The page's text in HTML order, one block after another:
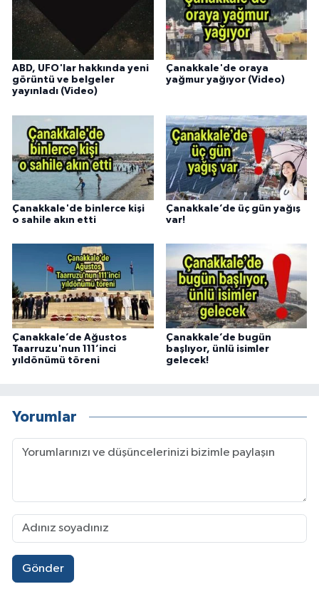
ABD, UFO'lar hakkında yeni
görüntü ve belgeler
yayınladı (Video)
Çanakkale'de oraya
yağmur yağıyor (Video)
Çanakkale'de binlerce kişi
o sahile akın etti
Çanakkale’de üç gün yağış
var!
Çanakkale’de Ağustos
Taarruzu'nun 111’inci
yıldönümü töreni
Çanakkale’de bugün
başlıyor, ünlü isimler
gelecek!
Yorumlar
Gönder